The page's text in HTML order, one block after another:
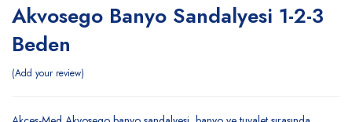
Akvosego Banyo Sandalyesi 1-2-3
Beden
Add your review